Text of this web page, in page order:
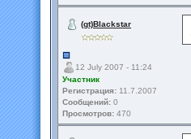
(gt)Blackstar
12 July 2007 - 11:24
Участник
Регистрация: 11.7.2007
Сообщений: 0
Просмотров: 470